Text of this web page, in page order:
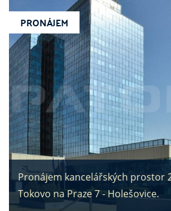
Pronájem kancelářských prostor
Tokovo na Praze 7 - Holešovice.
PRONÁJEM